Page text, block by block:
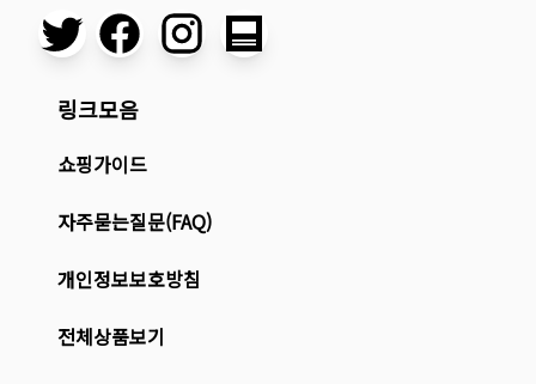
링크모음
쇼핑가이드
자주묻는질문(FAQ)
개인정보보호방침
전체상품보기